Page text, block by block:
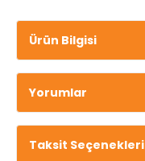
Ürün Bilgisi
Yorumlar
Taksit Seçenekleri